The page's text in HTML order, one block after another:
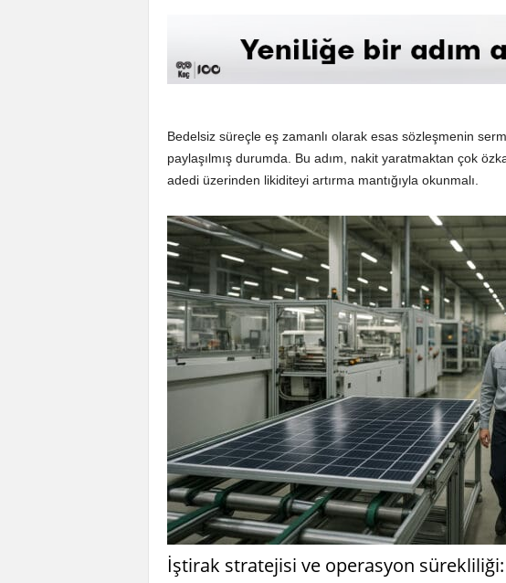
Bedelsiz süreçle eş zamanlı olarak esas sözleşmenin
paylaşılmış durumda. Bu adım, nakit yaratmaktan çok
adedi üzerinden likiditeyi artırma mantığıyla okunmalı.
İştirak stratejisi ve operasyon sürekliliği: